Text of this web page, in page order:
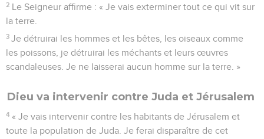
2 Le Seigneur affirme : « Je vais exterminer tout ce qui vit sur
la terre.
3 Je détruirai les hommes et les bêtes, les oiseaux comme
les poissons, je détruirai les méchants et leurs œuvres
scandaleuses. Je ne laisserai aucun homme sur la terre. »
Dieu va intervenir contre Juda et Jérusalem
4 « Je vais intervenir contre les habitants de Jérusalem et
toute la population de Juda. Je ferai disparaître de cet